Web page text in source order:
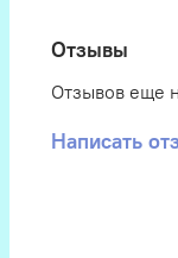
Отзывы
Отзывов еще
Написать